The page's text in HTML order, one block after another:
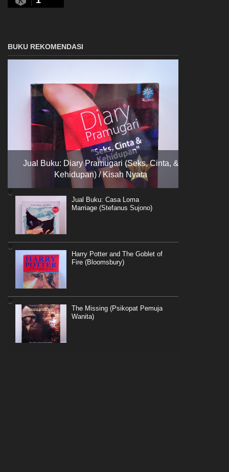
BUKU REKOMENDASI
Jual Buku: Diary Pramugari (Seks, Cinta, &
Kehidupan) / Kisah Nyata
Jual Buku: Casa Loma
Marriage (Stefanus Sujono)
Harry Potter and The Goblet of
Fire (Bloomsbury)
The Missing (Psikopat Pemuja
Wanita)